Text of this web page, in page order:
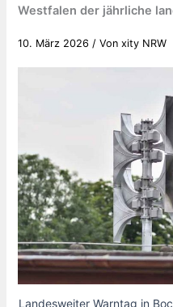
Westfalen der jährliche
10. März 2026 / Vonxity NRW
Landesweiter Warntag in